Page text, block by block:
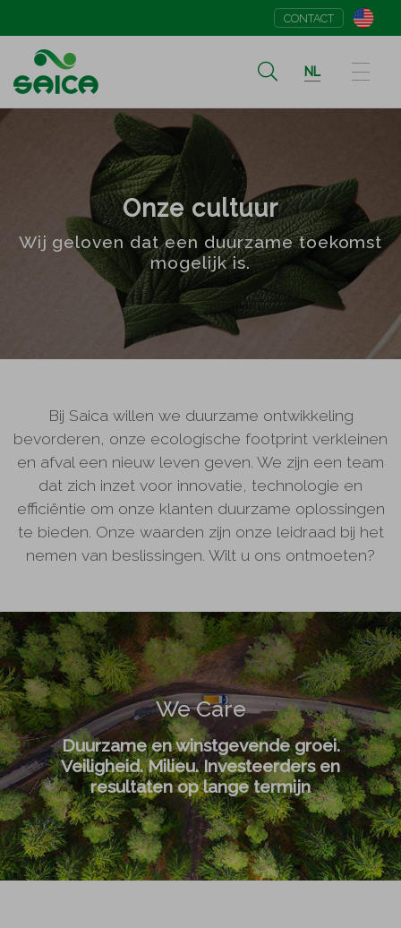
CONTACT
NL
Onze cultuur
Wij geloven dat een duurzame toekomst
mogelijk is.
Bij Saica willen we duurzame ontwikkeling
bevorderen, onze ecologische footprint verkleinen
en afval een nieuw leven geven. We zijn een team
dat zich inzet voor innovatie, technologie en
efficiëntie om onze klanten duurzame oplossingen
te bieden. Onze waarden zijn onze leidraad bij het
nemen van beslissingen. Wilt u ons ontmoeten?
We Care
Duurzame en winstgevende groei.
Veiligheid. Milieu. Investeerders en
resultaten op lange termijn